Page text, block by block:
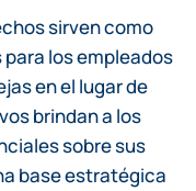
sirven como
los empleados
en el lugar de
brindan a los
sobre sus
base estratégica